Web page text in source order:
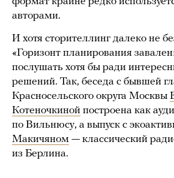
авторами.
И хотя сторителлинг далеко не
«Горизонт планирования
послушать хотя бы ради
решений. Так, беседа с бывшей
Красносельского округа Москвы
Котеночкиной построена как
по Вильнюсу, а выпуск с
Макичяном — классический
из Берлина.